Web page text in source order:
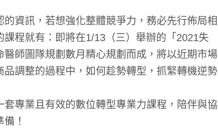
資訊，若想強化整體競爭力，務必先行佈局相
程就有：即將在1/13（三）舉辦的「2021失
師圖隊規劃數月精心規劃而成，將以近期市場
品調整的過程中，如何趁勢轉型，抓緊轉機逆勢
套專業且有效的數位轉型專業力課程，陪伴與協
！